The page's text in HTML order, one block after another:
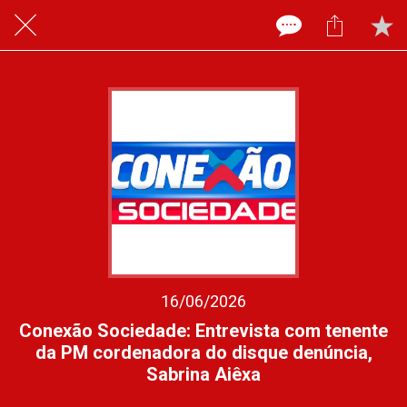
16/06/2026
Conexão Sociedade: Entrevista com tenente
da PM cordenadora do disque denúncia,
Sabrina Aiêxa